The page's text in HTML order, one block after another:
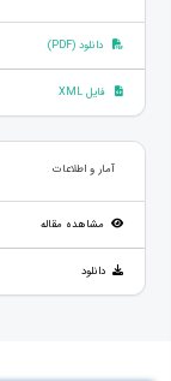
دانلود (PDF)
فایل XML
آمار و اطلاعات
مشاهده مقاله
دانلود